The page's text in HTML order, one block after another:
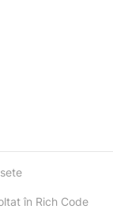
în Rich Code